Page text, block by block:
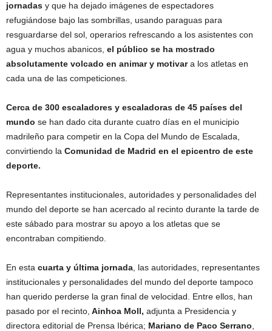
jornadas y que ha dejado imágenes de espectadores
refugiándose bajo las sombrillas, usando paraguas para
resguardarse del sol, operarios refrescando a los asistentes con
agua y muchos abanicos, el público se ha mostrado
absolutamente volcado en animar y motivara los atletas en
cada una de las competiciones.
Cerca de 300 escaladores y escaladoras de 45 países del
mundo se han dado cita durante cuatro días en el municipio
madrileño para competir en la Copa del Mundo de Escalada,
convirtiendo la Comunidad de Madrid en el epicentro de este
deporte.
Representantes institucionales, autoridades y personalidades del
mundo del deporte se han acercado al recinto durante la tarde de
este sábado para mostrar su apoyo a los atletas que se
encontraban compitiendo.
En esta cuarta y última jornada , las autoridades, representantes
institucionales y personalidades del mundo del deporte tampoco
han querido perderse la gran final de velocidad. Entre ellos, han
pasado por el recinto, Ainhoa Moll, adjunta a Presidencia y
directora editorial de Prensa Ibérica; Mariano de Paco Serrano